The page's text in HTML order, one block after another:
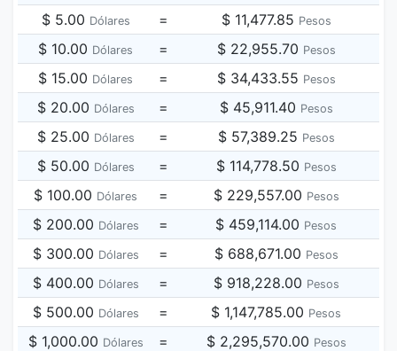
$ 5.00 Dólares = $ 11,477.85 Pesos
$ 10.00 Dólares = $ 22,955.70 Pesos
$ 15.00 Dólares = $ 34,433.55 Pesos
$ 20.00 Dólares = $ 45,911.40 Pesos
$ 25.00 Dólares = $ 57,389.25 Pesos
$ 50.00 Dólares = $ 114,778.50 Pesos
$ 100.00 Dólares = $ 229,557.00 Pesos
$ 200.00 Dólares = $ 459,114.00 Pesos
$ 300.00 Dólares = $ 688,671.00 Pesos
$ 400.00 Dólares = $ 918,228.00 Pesos
$ 500.00 Dólares = $ 1,147,785.00 Pesos
$ 1,000.00 Dólares = $ 2,295,570.00 Pesos